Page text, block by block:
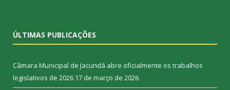
ÚLTIMAS PUBLICAÇÕES
Câmara Municipal de Jacundá abre oficialmente os trabalhos
legislativos de 2026 17 de março de 2026